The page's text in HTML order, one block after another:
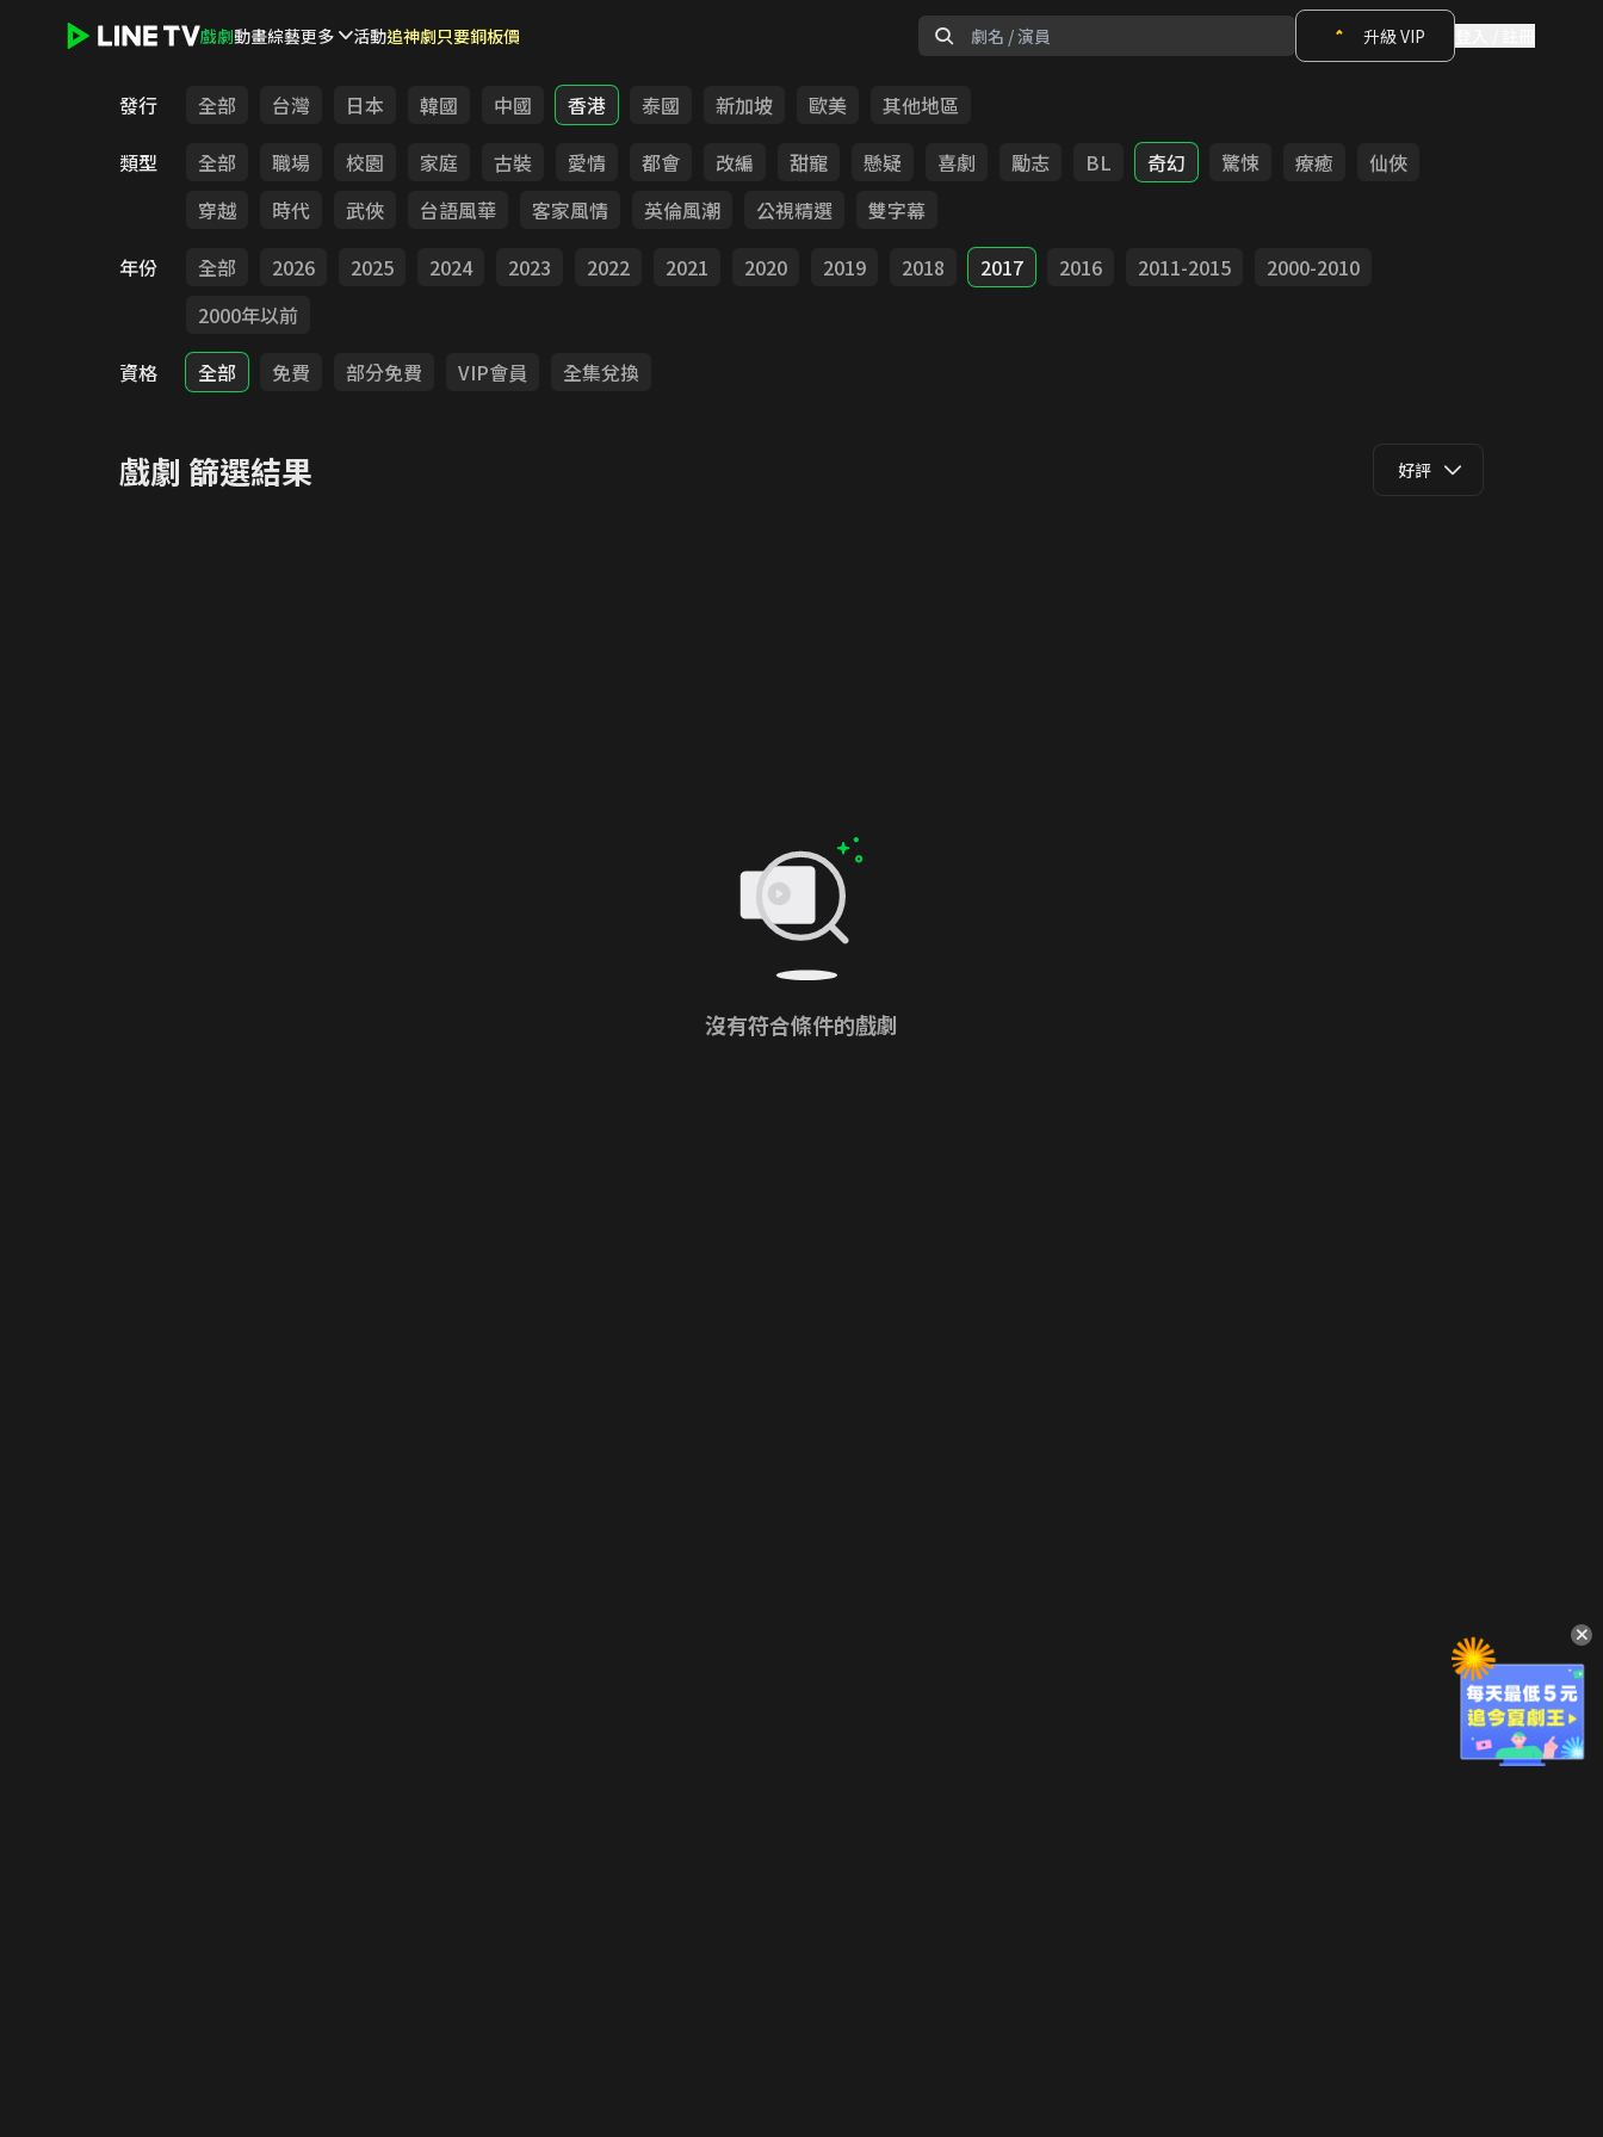
戲劇動畫綜藝更多 活動追神劇只要銅板價 升級 VIP
發行 全部 台灣 日本 韓國 中國 香港 泰國 新加坡 歐美
其他地區
類型
全部 職場 校園 家庭 古裝 愛情 都會 改編 甜寵 懸疑 喜劇 勵志 BL 奇幻 驚悚 療癒
仙俠
穿越
時代 武俠 台語風華 客家風情 英倫風潮 公視精選
雙字幕
年份
全部 2026 2025 2024 2023 2022 2021 2020 2019 2018 2017 2016 2011-2015
2000-2010
2000年以前
資格
全部 免費 部分免費 VIP會員 全集兌換
戲劇 篩選結果 好評
沒有符合條件的戲劇